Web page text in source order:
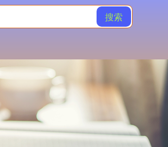
搜索